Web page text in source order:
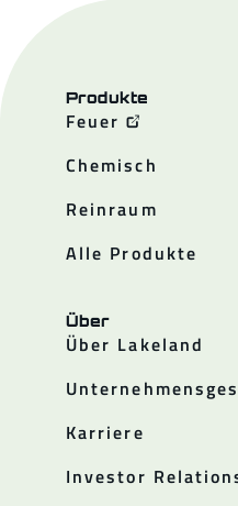
Produkte
Feuer
Chemisch
Reinraum
Alle Produkte
Über
Über Lakeland
Karriere
Investor